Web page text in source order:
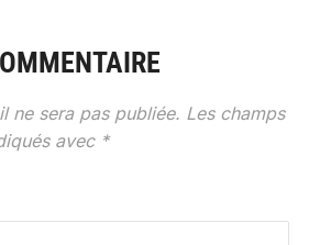
ne sera pas publiée. Les champs
avec *